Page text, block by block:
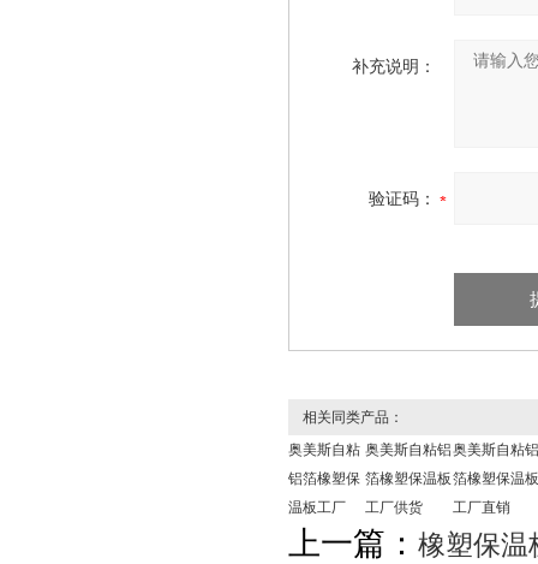
补充说明：
验证码：
相关同类产品：
奥美斯自粘
铝箔橡塑保
温板工厂
奥美斯自粘铝
箔橡塑保温板
工厂供货
奥美斯自粘铝
箔橡塑保温板
工厂直销
上一篇： 橡塑保温